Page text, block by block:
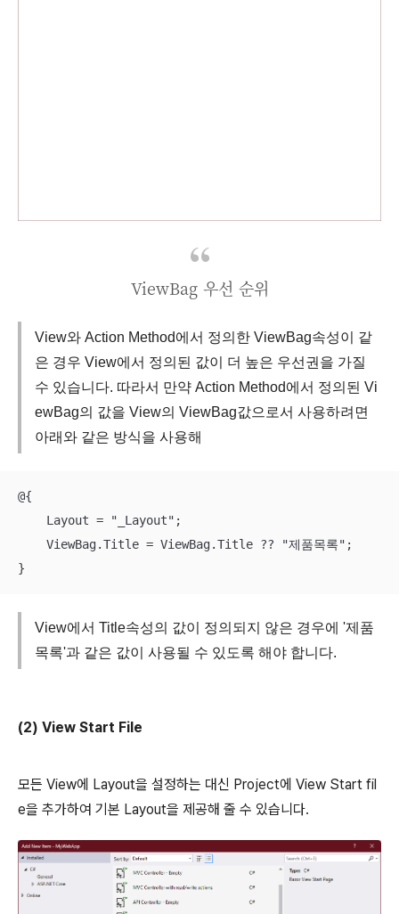
ViewBag 우선 순위
View와 Action Method에서 정의한 ViewBag속성이 같
은 경우 View에서 정의된 값이 더 높은 우선권을 가질
수 있습니다. 따라서 만약 Action Method에서 정의된 Vi
ewBag의 값을 View의 ViewBag값으로서 사용하려면
아래와 같은 방식을 사용해
@{
    Layout = "_Layout";
    ViewBag.Title = ViewBag.Title ?? "제품목록";
}
View에서 Title속성의 값이 정의되지 않은 경우에 '제품
목록'과 같은 값이 사용될 수 있도록 해야 합니다.
(2) View Start File
모든 View에 Layout을 설정하는 대신 Project에 View Start fil
e을 추가하여 기본 Layout을 제공해 줄 수 있습니다.